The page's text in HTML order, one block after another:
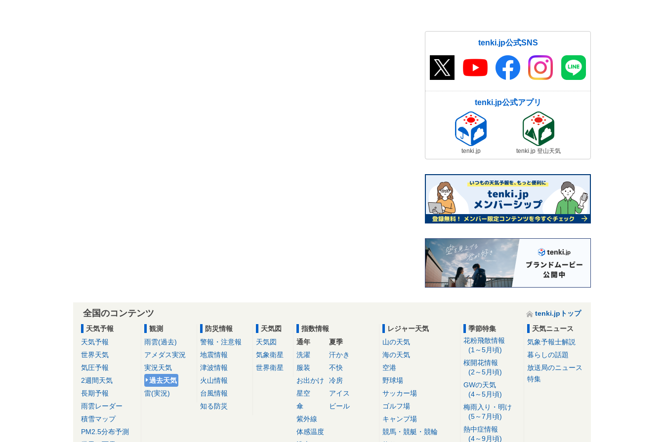
tenki.jp公式SNS
tenki.jp公式アプリ
tenki.jp tenki.jp 登山天気
全国のコンテンツ
tenki.jpトップ
天気予報
天気予報
世界天気
気圧予報
2週間天気
長期予報
雨雲レーダー
積雪マップ
PM2.5分布予測
観測
雨雲(過去)
アメダス実況
実況天気
過去天気
雷(実況)
防災情報
警報・注意報
地震情報
津波情報
火山情報
台風情報
知る防災
天気図
天気図
気象衛星
世界衛星
指数情報
通年
洗濯
服装
お出かけ
星空
傘
紫外線
体感温度
夏季
汗かき
不快
冷房
アイス
ビール
レジャー天気
山の天気
海の天気
空港
野球場
サッカー場
ゴルフ場
キャンプ場
競馬・競艇・競輪
季節特集
花粉飛散情報
(1～5月頃)
桜開花情報
(2～5月頃)
GWの天気
(4～5月頃)
梅雨入り・明け
(5～7月頃)
熱中症情報
(4～9月頃)
天気ニュース
気象予報士解説
暮らしの話題
放送局のニュース
特集